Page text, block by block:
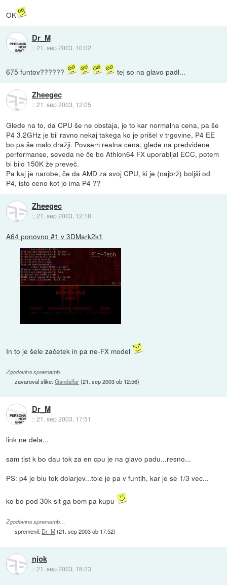
OK
Dr_M
::21. sep 2003, 10:02
675 funtov?????? tej so na glavo padl...
Zheegec
::21. sep 2003, 12:05
Glede na to, da CPU še ne obstaja, je to kar normalna cena, pa še
P4 3.2GHz je bil ravno nekaj takega ko je prišel v trgovine, P4 EE
bo pa še malo dražji. Povsem realna cena, glede na predvidene
performanse, seveda ne če bo Athlon64 FX uporabljal ECC, potem
bi bilo 150K že preveč.
Pa kaj je narobe, če da AMD za svoj CPU, ki je (najbrž) boljši od
P4, isto ceno kot jo ima P4 ??
Zheegec
::21. sep 2003, 12:18
A64 ponovno #1 v 3DMark2k1
In to je šele začetek in pa ne-FX model
Zgodovina sprememb…
zavaroval slike:Gandalfar(21. sep 2003 ob 12:56)
Dr_M
::21. sep 2003, 17:51
link ne dela...
sam tist k bo dau tok za en cpu je na glavo padu...resno...
PS: p4 je biu tok dolarjev...tole je pa v funtih, kar je se 1/3 vec...
ko bo pod 30k sit ga bom pa kupu
Zgodovina sprememb…
spremenil: Dr_M(21. sep 2003 ob 17:52)
njok
::21. sep 2003, 18:23